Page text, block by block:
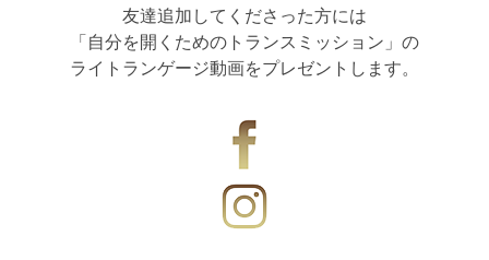
友達追加してくださった方には
「自分を開くためのトランスミッション」の
ライトランゲージ動画をプレゼントします。